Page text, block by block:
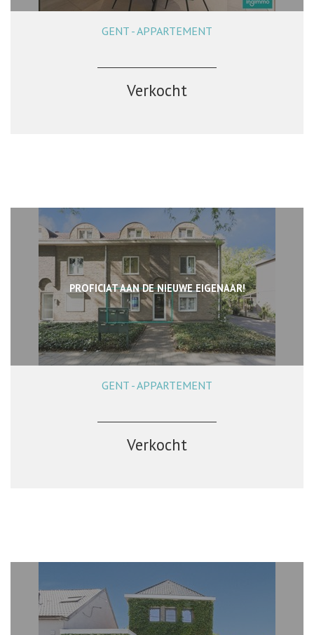
85 m² 2 1
GENT - APPARTEMENT
Verkocht
PROFICIAT AAN DE NIEUWE EIGENAAR!
50 m² 1
GENT - APPARTEMENT
Verkocht